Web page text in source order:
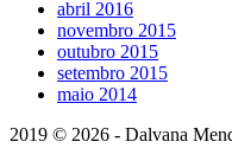
abril 2016
novembro 2015
outubro 2015
setembro 2015
maio 2014
2019 © 2026 - Dalvana